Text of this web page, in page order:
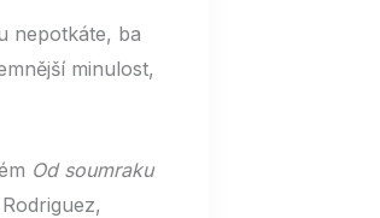
nepotkáte, ba
minulost,
Od soumraku